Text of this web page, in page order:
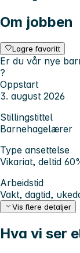
Om jobben
Lagre favoritt
Er du vår nye
?
Oppstart
3. august 2026
Stillingstittel
Barnehagelærer
Type ansettelse
Vikariat, deltid
Arbeidstid
Vakt, dagtid,
Vis flere detaljer
Hva vi ser